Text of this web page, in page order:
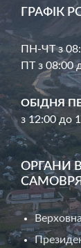
ГРАФІК
ПН-ЧТ з
ПТ з 08:00
ОБІДНЯ
з 12:00 до
ОРГАНИ